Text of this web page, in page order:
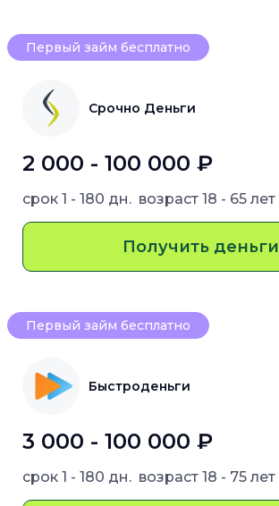
Первый займ бесплатно
Срочно Деньги
2 000 - 100 000 ₽
срок 1 - 180 дн. возраст 18 - 65 лет
Получить деньги
Первый займ бесплатно
Быстроденьги
3 000 - 100 000 ₽
срок 1 - 180 дн. возраст 18 - 75 лет